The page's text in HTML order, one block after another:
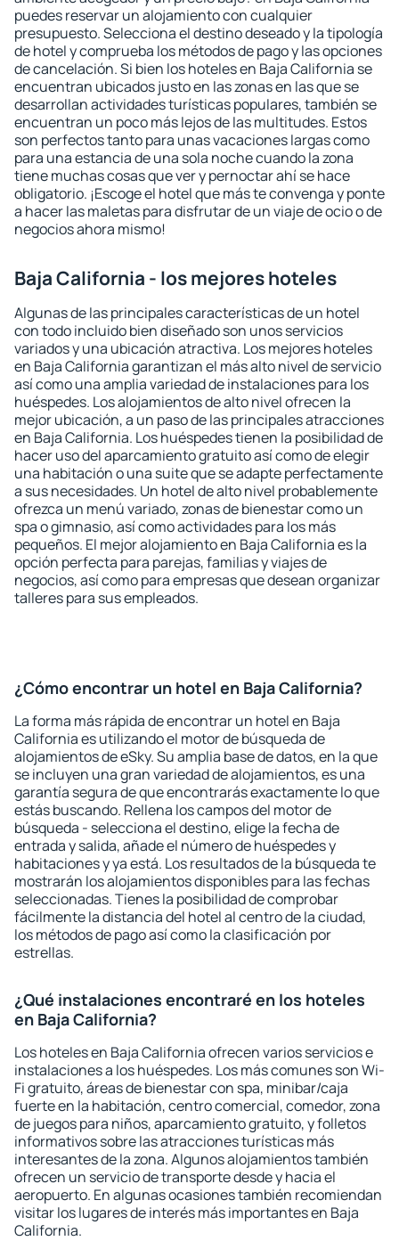
puedes reservar un alojamiento con cualquier
presupuesto. Selecciona el destino deseado y la tipología
de hotel y comprueba los métodos de pago y las opciones
de cancelación. Si bien los hoteles en Baja California se
encuentran ubicados justo en las zonas en las que se
desarrollan actividades turísticas populares, también se
encuentran un poco más lejos de las multitudes. Estos
son perfectos tanto para unas vacaciones largas como
para una estancia de una sola noche cuando la zona
tiene muchas cosas que ver y pernoctar ahí se hace
obligatorio. ¡Escoge el hotel que más te convenga y ponte
a hacer las maletas para disfrutar de un viaje de ocio o de
negocios ahora mismo!
Baja California - los mejores hoteles
Algunas de las principales características de un hotel
con todo incluido bien diseñado son unos servicios
variados y una ubicación atractiva. Los mejores hoteles
en Baja California garantizan el más alto nivel de servicio
así como una amplia variedad de instalaciones para los
huéspedes. Los alojamientos de alto nivel ofrecen la
mejor ubicación, a un paso de las principales atracciones
en Baja California. Los huéspedes tienen la posibilidad de
hacer uso del aparcamiento gratuito así como de elegir
una habitación o una suite que se adapte perfectamente
a sus necesidades. Un hotel de alto nivel probablemente
ofrezca un menú variado, zonas de bienestar como un
spa o gimnasio, así como actividades para los más
pequeños. El mejor alojamiento en Baja California es la
opción perfecta para parejas, familias y viajes de
negocios, así como para empresas que desean organizar
talleres para sus empleados.
¿Cómo encontrar un hotel en Baja California?
La forma más rápida de encontrar un hotel en Baja
California es utilizando el motor de búsqueda de
alojamientos de eSky. Su amplia base de datos, en la que
se incluyen una gran variedad de alojamientos, es una
garantía segura de que encontrarás exactamente lo que
estás buscando. Rellena los campos del motor de
búsqueda - selecciona el destino, elige la fecha de
entrada y salida, añade el número de huéspedes y
habitaciones y ya está. Los resultados de la búsqueda te
mostrarán los alojamientos disponibles para las fechas
seleccionadas. Tienes la posibilidad de comprobar
fácilmente la distancia del hotel al centro de la ciudad,
los métodos de pago así como la clasificación por
estrellas.
¿Qué instalaciones encontraré en los hoteles
en Baja California?
Los hoteles en Baja California ofrecen varios servicios e
instalaciones a los huéspedes. Los más comunes son Wi-
Fi gratuito, áreas de bienestar con spa, minibar/caja
fuerte en la habitación, centro comercial, comedor, zona
de juegos para niños, aparcamiento gratuito, y folletos
informativos sobre las atracciones turísticas más
interesantes de la zona. Algunos alojamientos también
ofrecen un servicio de transporte desde y hacia el
aeropuerto. En algunas ocasiones también recomiendan
visitar los lugares de interés más importantes en Baja
California.